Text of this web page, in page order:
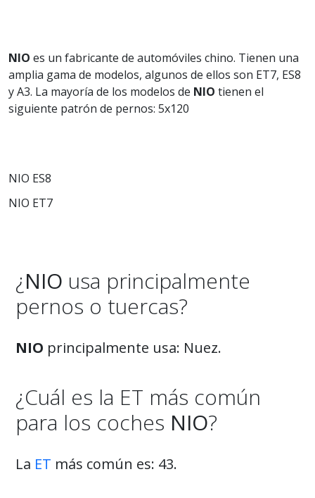
NIO es un fabricante de automóviles chino. Tienen una
amplia gama de modelos, algunos de ellos son ET7, ES8
y A3. La mayoría de los modelos de NIO tienen el
siguiente patrón de pernos: 5x120
NIO ES8
NIO ET7
¿NIO usa principalmente
pernos o tuercas?
NIO principalmente usa: Nuez.
¿Cuál es la ET más común
para los coches NIO?
La ET más común es: 43.